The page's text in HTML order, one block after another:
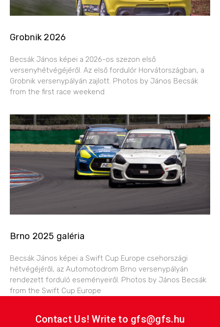
Grobnik 2026
Becsák János képei a 2026-os szezon első
versenyhétvégéjéről. Az első fordulór Horvátországban, a
Grobnik versenypályán zajlott. Photos by János Becsák
from the first race weekend
Brno 2025 galéria
Becsák János képei a Swift Cup Europe csehországi
hétvégéjéről, az Automotodrom Brno versenypályán
rendezett forduló eseményeiről. Photos by János Becsák
from the Swift Cup Europe
Contact Us! Write to gfs@gfs.hu